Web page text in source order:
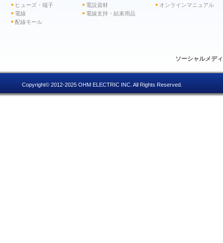
ヒューズ・端子
電設資材
電線
電線支持・結束用品
配線モール
オンラインマニュアル
ソーシャルメデ
Copyright© 2012-2025 OHM ELECTRIC INC. All Rights Reserved.